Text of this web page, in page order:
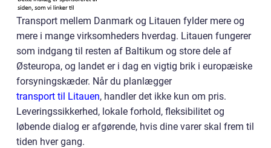
Transport mellem Danmark og Litauen fylder mere og
mere i mange virksomheders hverdag. Litauen fungerer
som indgang til resten af Baltikum og store dele af
Østeuropa, og landet er i dag en vigtig brik i europæiske
forsyningskæder. Når du planlægger
transport til Litauen, handler det ikke kun om pris.
Leveringssikkerhed, lokale forhold, fleksibilitet og
løbende dialog er afgørende, hvis dine varer skal frem til
tiden hver gang.